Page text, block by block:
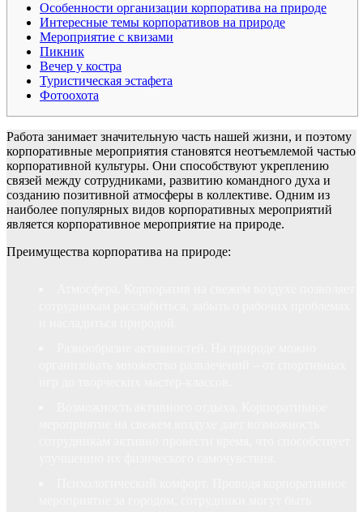
Особенности организации корпоратива на природе
Интересные темы корпоративов на природе
Мероприятие с квизами
Пикник
Вечер у костра
Туристическая эстафета
Фотоохота
Работа занимает значительную часть нашей жизни, и поэтому
корпоративные мероприятия становятся неотъемлемой частью
корпоративной культуры. Они способствуют укреплению
связей между сотрудниками, развитию командного духа и
созданию позитивной атмосферы в коллективе. Одним из
наиболее популярных видов корпоративных мероприятий
является корпоративное мероприятие на природе.
Преимущества корпоратива на природе: